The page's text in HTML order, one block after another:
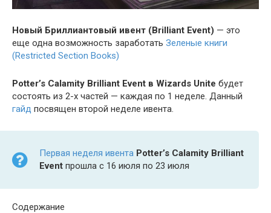
Новый Бриллиантовый ивент (Brilliant Event) — это
еще одна возможность заработать Зеленые книги
(Restricted Section Books)
Potter’s Calamity Brilliant Event в Wizards Unite будет
состоять из 2-х частей — каждая по 1 неделе. Данный
гайд посвящен второй неделе ивента.
Первая неделя ивента Potter’s Calamity Brilliant
Event прошла с 16 июля по 23 июля
Содержание